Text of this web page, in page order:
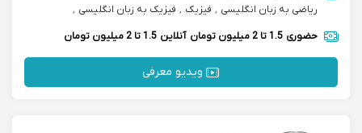
ریاضی به زبان انگلیسی , فیزیک , فیزیک به زبان انگلیسی ,
حضوری 1.5 تا 2 میلیون تومان آنلاین 1.5 تا 2 میلیون تومان
ویدیو معرفی